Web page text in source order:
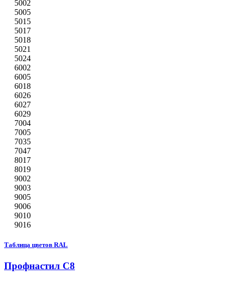
5002
5005
5015
5017
5018
5021
5024
6002
6005
6018
6026
6027
6029
7004
7005
7035
7047
8017
8019
9002
9003
9005
9006
9010
9016
Таблица цветов RAL
Профнастил С8